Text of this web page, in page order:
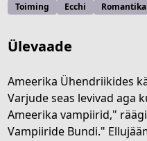
50b3-491b-ac17-
Toiming Ecchi Romantika
Ülevaade
Ameerika Ühendriikides
Varjude seas levivad aga
Ameerika vampiirid,"
Vampiiride Bundi."